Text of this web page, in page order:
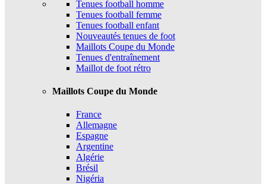
Tenues football homme
Tenues football femme
Tenues football enfant
Nouveautés tenues de foot
Maillots Coupe du Monde
Tenues d'entraînement
Maillot de foot rétro
Maillots Coupe du Monde
France
Allemagne
Espagne
Argentine
Algérie
Brésil
Nigéria